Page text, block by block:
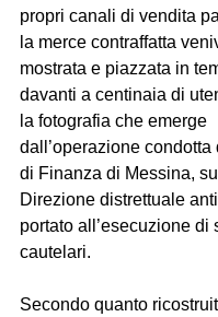
propri canali di vendita
la merce contraffatta
mostrata e piazzata in
davanti a centinaia di
la fotografia che emerge
dall’operazione condotta
di Finanza di Messina,
Direzione distrettuale
portato all’esecuzione di
cautelari.
Secondo quanto